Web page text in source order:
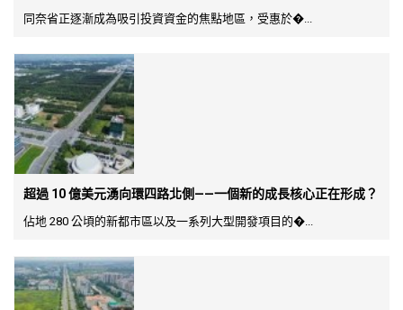
同奈省正逐漸成為吸引投資資金的焦點地區，受惠於�...
超過 10 億美元湧向環四路北側——一個新的成長核心正在形成？
佔地 280 公頃的新都市區以及一系列大型開發項目的�...